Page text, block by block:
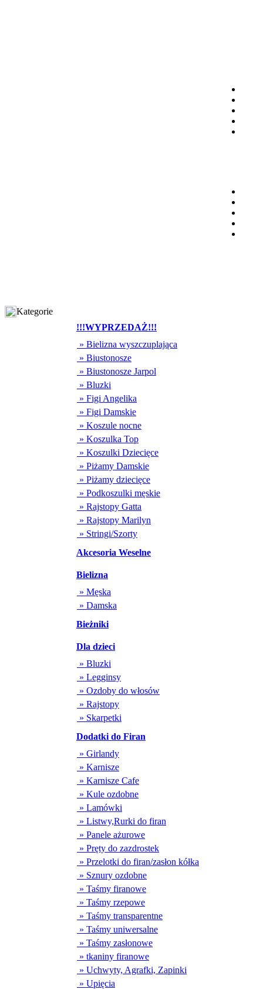
Kategorie
!!!WYPRZEDAŻ!!!
» Bielizna wyszczuplająca
» Biustonosze
» Biustonosze Jarpol
» Bluzki
» Figi Angelika
» Figi Damskie
» Koszule nocne
» Koszulka Top
» Koszulki Dziecięce
» Piżamy Damskie
» Piżamy dziecięce
» Podkoszulki męskie
» Rajstopy Gatta
» Rajstopy Marilyn
» Stringi/Szorty
Akcesoria Weselne
Bielizna
» Męska
» Damska
Bieżniki
Dla dzieci
» Bluzki
» Legginsy
» Ozdoby do włosów
» Rajstopy
» Skarpetki
Dodatki do Firan
» Girlandy
» Karnisze
» Karnisze Cafe
» Kule ozdobne
» Lamówki
» Listwy,Rurki do firan
» Panele ażurowe
» Pręty do zazdrostek
» Przelotki do firan/zasłon kółka
» Sznury ozdobne
» Taśmy firanowe
» Taśmy rzepowe
» Taśmy transparentne
» Taśmy uniwersalne
» Taśmy zasłonowe
» tkaniny firanowe
» Uchwyty, Agrafki, Zapinki
» Upięcia